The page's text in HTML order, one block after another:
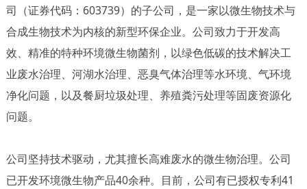
司（证券代码：603739）的子公司，是一家以微生物技术与
合成生物技术为内核的新型环保企业。公司致力于开发高
效、精准的特种环境微生物菌剂，以绿色低碳的技术解决工
业废水治理、河湖水治理、恶臭气体治理等水环境、气环境
净化问题，以及餐厨垃圾处理、养殖粪污处理等固废资源化
问题。
公司坚持技术驱动，尤其擅长高难废水的微生物治理。公司
已开发环境微生物产品40余种。目前，公司有已授权专利41